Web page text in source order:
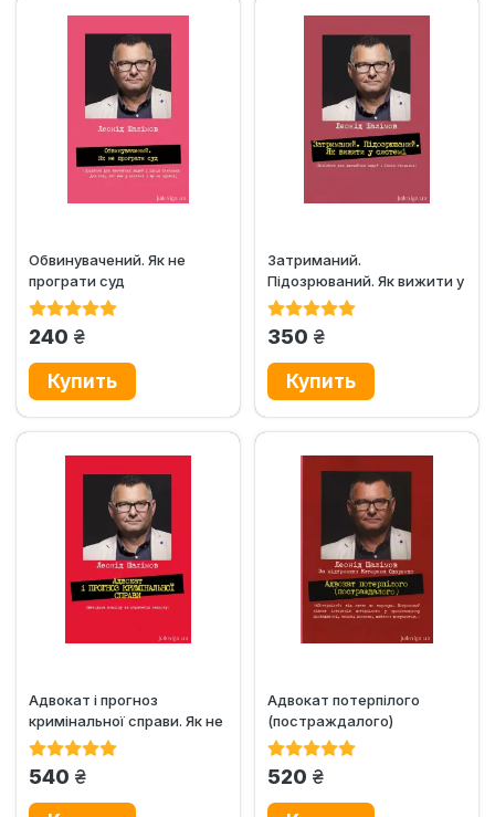
Обвинувачений. Як не
програти суд
240 грн.
Затриманий.
Підозрюваний. Як вижити у
системі
350 грн.
Адвокат і прогноз
кримінальної справи. Як не
програти суд
540 грн.
Адвокат потерпілого
(постраждалого)
520 грн.